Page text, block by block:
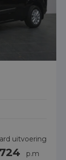
uitvoering
p.m